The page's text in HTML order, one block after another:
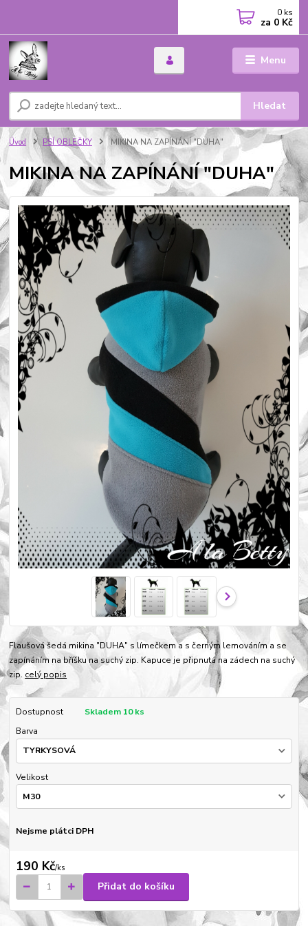
Menu
Hledat
0 ks
za 0 Kč
Úvod PSÍ OBLEČKY MIKINA NA ZAPÍNÁNÍ "DUHA"
MIKINA NA ZAPÍNÁNÍ "DUHA"
Flaušová šedá mikina "DUHA" s límečkem a s černým lemováním a se
zapínáním na bříšku na suchý zip. Kapuce je připnutá na zádech na suchý
zip. celý popis
Dostupnost
Skladem 10 ks
Barva
Velikost
Nejsme plátci DPH
190 Kč/ks
Přidat do košíku